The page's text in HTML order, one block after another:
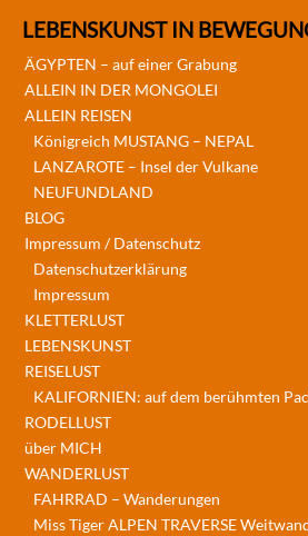
LEBENSKUNST IN
ÄGYPTEN – auf einer Grabung
ALLEIN IN DER MONGOLEI
ALLEIN REISEN
Königreich MUSTANG – NEPAL
LANZAROTE – Insel der Vulkane
NEUFUNDLAND
BLOG
Impressum / Datenschutz
Datenschutzerklärung
Impressum
KLETTERLUST
LEBENSKUNST
REISELUST
KALIFORNIEN: auf dem berühmten
RODELLUST
über MICH
WANDERLUST
FAHRRAD – Wanderungen
Miss Tiger ALPEN TRAVERSE